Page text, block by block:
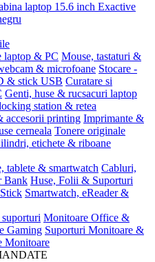
laptop 15.6 inch Exactive
laptop & PC Mouse, tastaturi &
& microfoane Stocare -
& stick USB Curatare si
Genti, huse & rucsacuri laptop
station & retea
accesorii printing Imprimante &
cerneala Tonere originale
etichete & riboane
tablete & smartwatch Cabluri,
Bank Huse, Folii & Suporturi
Smartwatch, eReader &
Monitoare Office &
Gaming Suporturi Monitoare &
Monitoare